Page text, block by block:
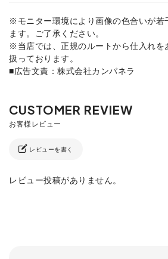
※モニター環境により画像の色合いが若
ます。ご了承ください。
※当店では、正規のルートから仕入れを
扱っております。
■広告文責：株式会社カンパネラ
レビューを書く
レビュー投稿がありません。